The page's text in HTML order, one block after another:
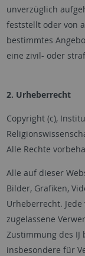
unverzüglich
feststellt oder von
bestimmtes
eine zivil- oder
2. Urheberrecht
Copyright (c),
Alle Rechte
Alle auf dieser
Bilder, Grafiken,
Urheberrecht.
zugelassene
Zustimmung des IJ
insbesondere für